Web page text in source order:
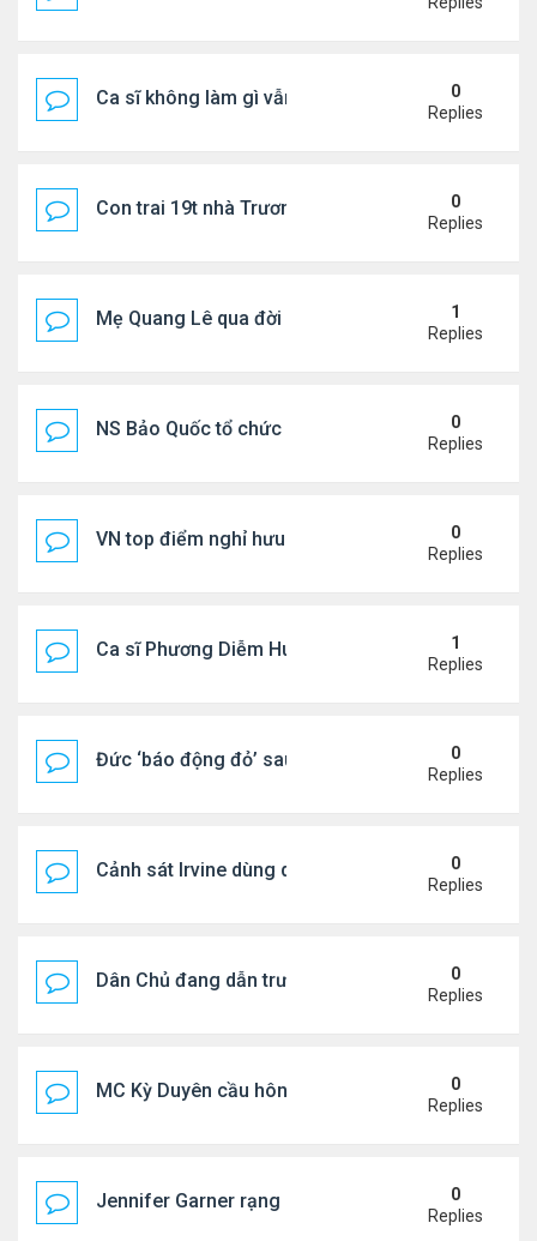
Ca sĩ không làm gì vẫn kiếm được 400 triệu đồng/
0
Replies
Con trai 19t nhà Trương Bá Chi - Tạ Đình Phong
0
Replies
Mẹ Quang Lê qua đời sau 2 năm đột quỵ. 1
Replies
NS Bảo Quốc tổ chức sn cho bà xã
0
Replies
VN top điểm nghỉ hưu lý tưởng cho người Mỹ
0
Replies
Ca sĩ Phương Diễm Huyền bị khởi tố
1
Replies
Đức ‘báo động đỏ’ sau vụ phát hiện UAV mang
0
Replies
Cảnh sát Irvine dùng drone bắt kẻ trộm trong
0
Replies
Dân Chủ đang dẫn trước Cộng Hòa trong các
0
Replies
MC Kỳ Duyên cầu hôn lại chồng cũ
0
Replies
Jennifer Garner rạng rỡ bên bạn trai kém 6 tuổi
0
Replies